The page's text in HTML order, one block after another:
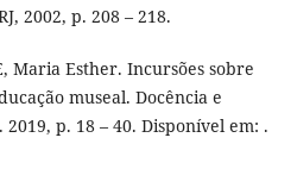
2002, p. 208 – 218.
Maria Esther. Incursões sobre
museal. Docência e
p. 18 – 40. Disponível em: .